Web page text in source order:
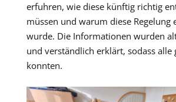
erfuhren, wie diese künftig richtig
müssen und warum diese Regelung
wurde. Die Informationen wurden
und verständlich erklärt, sodass alle
konnten.